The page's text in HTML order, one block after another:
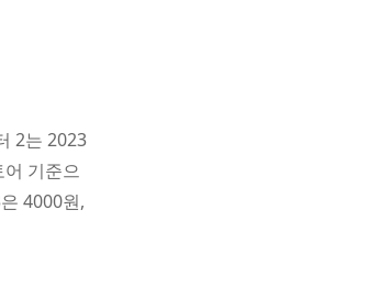
2는 2023
기준으
4000원,